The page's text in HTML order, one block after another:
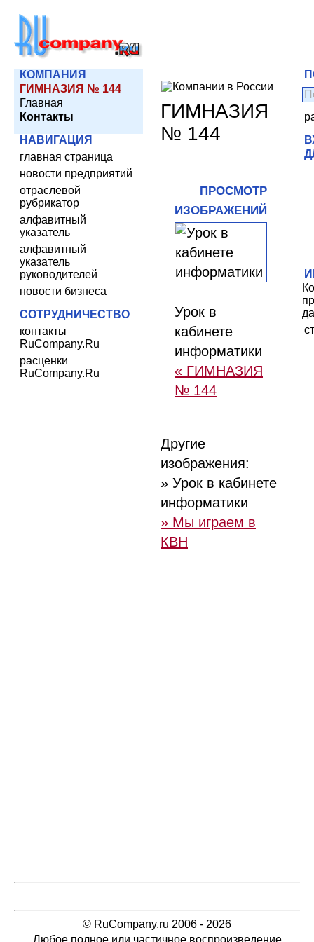
КОМПАНИЯ
ГИМНАЗИЯ № 144
Главная
Контакты
НАВИГАЦИЯ
главная страница
новости предприятий
отраслевой
рубрикатор
алфавитный
указатель
алфавитный
указатель
руководителей
новости бизнеса
СОТРУДНИЧЕСТВО
контакты
RuCompany.Ru
расценки
RuCompany.Ru
ГИМНАЗИЯ
№ 144
ПРОСМОТР
ИЗОБРАЖЕНИЙ
Урок в
кабинете
информатики
« ГИМНАЗИЯ
№ 144
Другие
изображения:
» Урок в кабинете
информатики
» Мы играем в
КВН
© RuCompany.ru 2006 - 2026
Любое полное или частичное воспроизведение